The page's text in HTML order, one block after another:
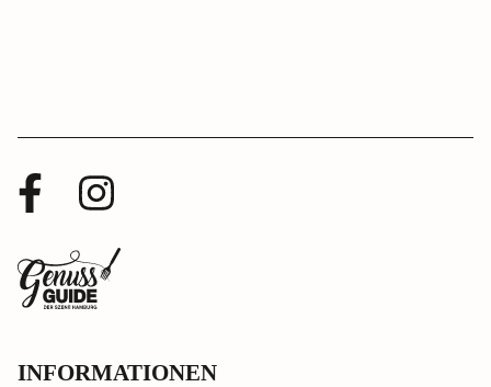
Facebook
Profil
Instagram
Zurück
zur
INFORMATIONEN